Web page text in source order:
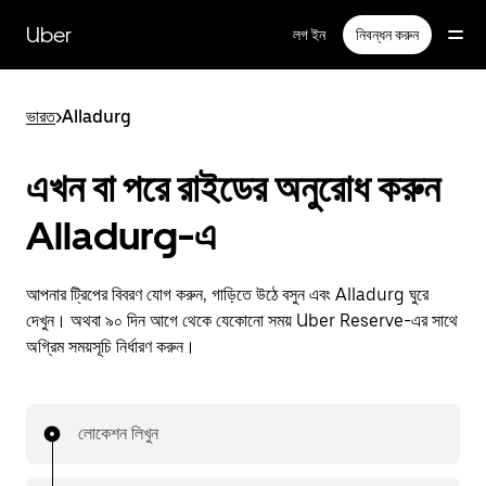
প্রধান
বিষয়সূচিতে
Uber লগ ইন নিবন্ধন করুন
ভারত>Alladurg
এখন বা পরে রাইডের অনুরোধ করুন
Alladurg-এ
আপনার ট্রিপের বিবরণ যোগ করুন, গাড়িতে উঠে বসুন এবং Alladurg ঘুরে
দেখুন। অথবা ৯০ দিন আগে থেকে যেকোনো সময় Uber Reserve-এর সাথে
অগ্রিম সময়সূচি নির্ধারণ করুন।
লোকেশন লিখুন